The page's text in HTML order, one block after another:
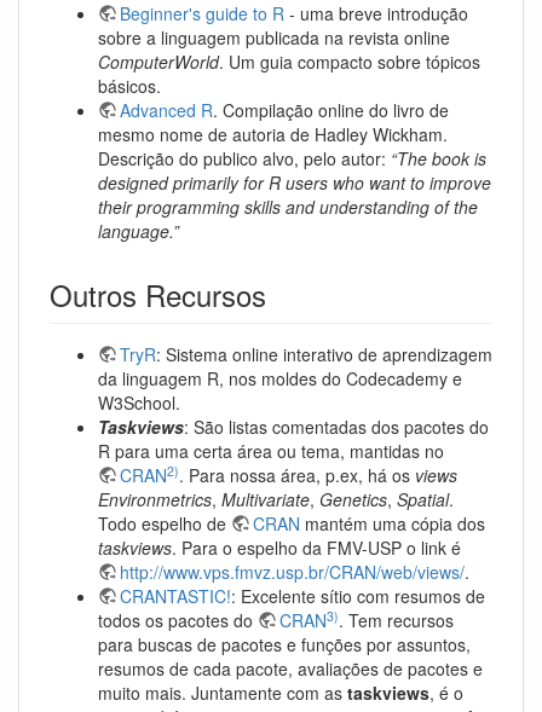
Beginner's guide to R - uma breve introdução
sobre a linguagem publicada na revista online
ComputerWorld. Um guia compacto sobre tópicos
básicos.
Advanced R. Compilação online do livro de
mesmo nome de autoria de Hadley Wickham.
Descrição do publico alvo, pelo autor: “The book is
designed primarily for R users who want to improve
their programming skills and understanding of the
language.”
Outros Recursos
TryR: Sistema online interativo de aprendizagem
da linguagem R, nos moldes do Codecademy e
W3School.
Taskviews: São listas comentadas dos pacotes do
R para uma certa área ou tema, mantidas no
CRAN2). Para nossa área, p.ex, há os views
Environmetrics, Multivariate, Genetics, Spatial.
Todo espelho de
CRAN mantém uma cópia dos
taskviews. Para o espelho da FMV-USP o link é
http://www.vps.fmvz.usp.br/CRAN/web/views/.
CRANTASTIC!: Excelente sítio com resumos de
todos os pacotes do
CRAN3). Tem recursos
para buscas de pacotes e funções por assuntos,
resumos de cada pacote, avaliações de pacotes e
muito mais. Juntamente com as taskviews, é o